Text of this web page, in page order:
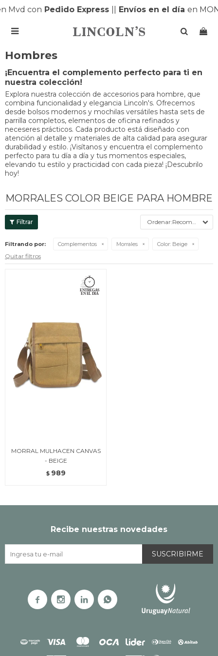
Mvd conPedido Express Envíos en el día en

Hombres
¡Encuentra el complemento perfecto para ti en
nuestra colección!
Explora nuestra colección de accesorios para hombre, que
combina funcionalidad y elegancia Lincoln's. Ofrecemos
desde bolsos modernos y mochilas versátiles hasta sets de
parrilla completos, elementos de oficina refinados y
neceseres prácticos. Cada producto está diseñado con
atención al detalle y materiales de alta calidad para asegurar
durabilidad y estilo. ¡Visítanos y encuentra el complemento
perfecto para tu día a día y tus momentos especiales,
elevando tu estilo y practicidad con cada pieza! ¡Descubrilo
hoy!
MORRALES COLOR BEIGE PARA HOMBRE
Recomendados
Filtrando por: Complementos Morrales Color: Beige
Quitar filtros
MORRAL MULHACEN CANVAS
- BEIGE
$ 989
Recibe nuestras novedades
SUSCRIBIRME
   